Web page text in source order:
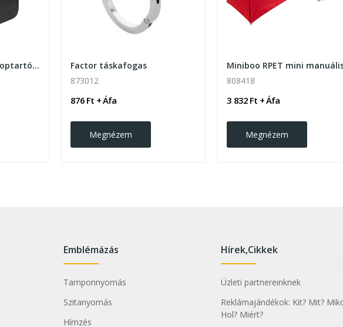
Rupert hátizsák laptoptartó 15" rekesszel
Factor táskafogas
873012
876 Ft + Áfa
Megnézem
808418
3 832 Ft + Áfa
Megnézem
Emblémázás
Tamponnyomás
Szitanyomás
Hímzés
Hírek,Cikkek
Üzleti partnereinknek
Reklámajándékok: Kit? Mit?
Hol? Miért?